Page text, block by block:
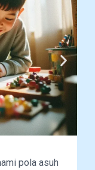
pola asuh